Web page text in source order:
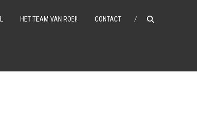
HET TEAM VAN ROEI! CONTACT